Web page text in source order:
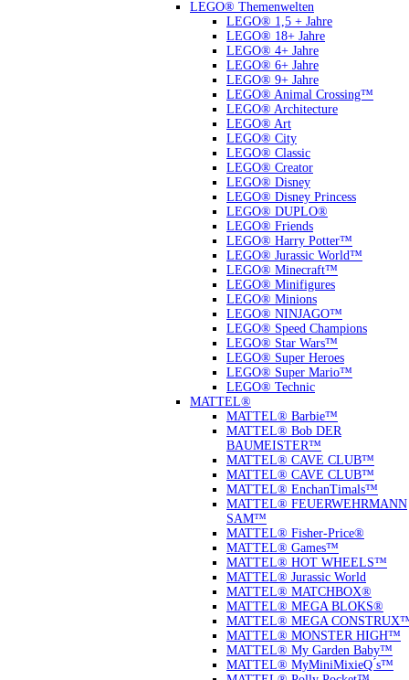
LEGO® Themenwelten
LEGO® 1,5 + Jahre
LEGO® 18+ Jahre
LEGO® 4+ Jahre
LEGO® 6+ Jahre
LEGO® 9+ Jahre
LEGO® Animal Crossing™
LEGO® Architecture
LEGO® Art
LEGO® City
LEGO® Classic
LEGO® Creator
LEGO® Disney
LEGO® Disney Princess
LEGO® DUPLO®
LEGO® Friends
LEGO® Harry Potter™
LEGO® Jurassic World™
LEGO® Minecraft™
LEGO® Minifigures
LEGO® Minions
LEGO® NINJAGO™
LEGO® Speed Champions
LEGO® Star Wars™
LEGO® Super Heroes
LEGO® Super Mario™
LEGO® Technic
MATTEL®
MATTEL® Barbie™
MATTEL® Bob DER
BAUMEISTER™
MATTEL® CAVE CLUB™
MATTEL® CAVE CLUB™
MATTEL® EnchanTimals™
MATTEL® FEUERWEHRMANN
SAM™
MATTEL® Fisher-Price®
MATTEL® Games™
MATTEL® HOT WHEELS™
MATTEL® Jurassic World
MATTEL® MATCHBOX®
MATTEL® MEGA BLOKS®
MATTEL® MEGA
MATTEL® MONSTER HIGH™
MATTEL® My Garden Baby™
MATTEL® MyMiniMixieQ ́s™